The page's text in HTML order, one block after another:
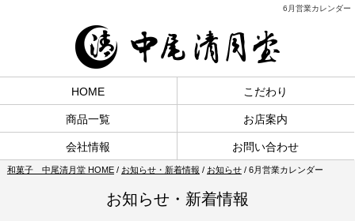
6月営業カレンダー
HOME こだわり
商品一覧 お店案内
会社情報 お問い合わせ
和菓子 中尾清月堂 HOME/ お知らせ・新着情報 / お知らせ/ 6月営業カレンダー
お知らせ・新着情報